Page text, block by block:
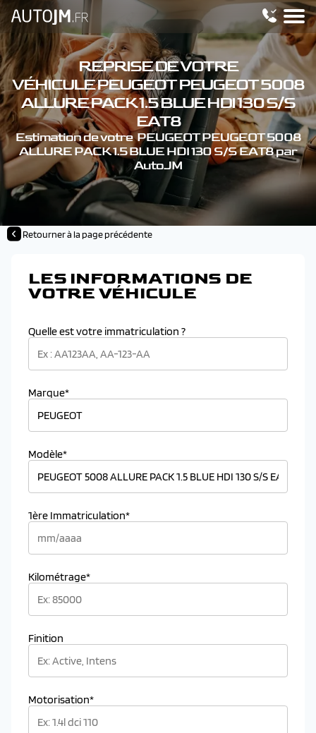
REPRISE DE VOTRE
VÉHICULE PEUGEOT PEUGEOT 5008
ALLURE PACK 1.5 BLUE HDI 130 S/S
EAT8
Estimation de votre PEUGEOT PEUGEOT 5008
ALLURE PACK 1.5 BLUE HDI 130 S/S EAT8 par
AutoJM
Retourner à la page précédente
LES INFORMATIONS DE
VOTRE VÉHICULE
Quelle est votre immatriculation ?
Marque*
Modèle*
1ère Immatriculation*
Kilométrage*
Finition
Motorisation*